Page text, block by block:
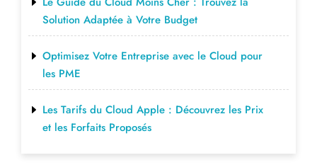
Solution Adaptée à Votre Budget
Optimisez Votre Entreprise avec le Cloud pour
les PME
Les Tarifs du Cloud Apple : Découvrez les Prix
et les Forfaits Proposés